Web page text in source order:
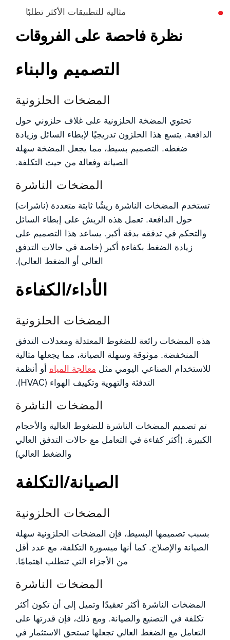
مثالية للتطبيقات الأكثر تطلبًا
نظرة فاحصة على الفروقات
التصميم والبناء
المضخات الحلزونية
تحتوي المضخة الحلزونية على غلاف حلزوني حول
الدافعة. يتسع هذا الحلزون تدريجيًا لإبطاء السائل وزيادة
ضغطه. التصميم بسيط، مما يجعل المضخة سهلة
الصيانة وفعالة من حيث التكلفة.
المضخات الناشرة
تستخدم المضخات الناشرة ريشًا ثابتة متعددة (ناشرات)
حول الدافعة. تعمل هذه الريش على إبطاء السائل
والتحكم في تدفقه بدقة أكبر. يساعد هذا التصميم على
زيادة الضغط بكفاءة أكبر (خاصة في حالات التدفق
العالي أو الضغط العالي).
الأداء/الكفاءة
المضخات الحلزونية
هذه المضخات رائعة للضغوط المعتدلة ومعدلات التدفق
المنخفضة. موثوقة وسهلة الصيانة، مما يجعلها مثالية
للاستخدام الصناعي اليومي مثل معالجة المياه أو أنظمة
التدفئة والتهوية وتكييف الهواء (HVAC).
المضخات الناشرة
تم تصميم المضخات الناشرة للضغوط العالية والأحجام
الكبيرة. (أكثر كفاءة في التعامل مع حالات التدفق العالي
والضغط العالي)
الصيانة/التكلفة
المضخات الحلزونية
بسبب تصميمها البسيط، فإن المضخات الحلزونية سهلة
الصيانة والإصلاح. كما أنها ميسورة التكلفة، مع عدد أقل
من الأجزاء التي تتطلب اهتمامًا.
المضخات الناشرة
المضخات الناشرة أكثر تعقيدًا وتميل إلى أن تكون أكثر
تكلفة في التصنيع والصيانة. ومع ذلك، فإن قدرتها على
التعامل مع الضغط العالي تجعلها تستحق الاستثمار في